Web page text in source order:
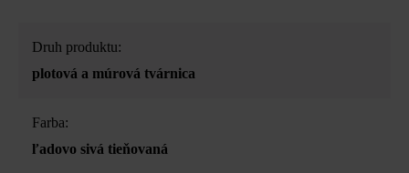
Druh produktu:
plotová a múrová tvárnica
Farba:
ľadovo sivá tieňovaná